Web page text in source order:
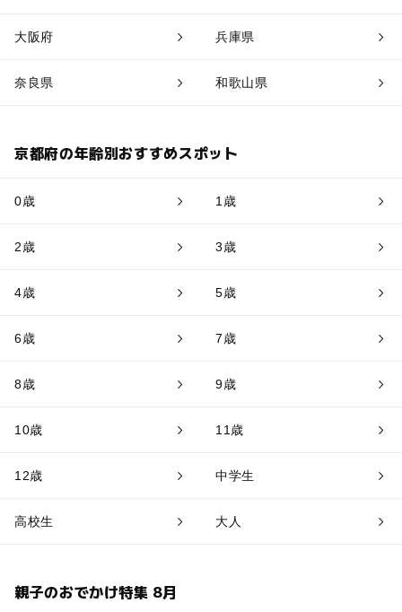
大阪府 兵庫県
奈良県 和歌山県
京都府の年齢別おすすめスポット
0歳 1歳
2歳 3歳
4歳 5歳
6歳 7歳
8歳 9歳
10歳 11歳
12歳 中学生
高校生 大人
親子のおでかけ特集 8月